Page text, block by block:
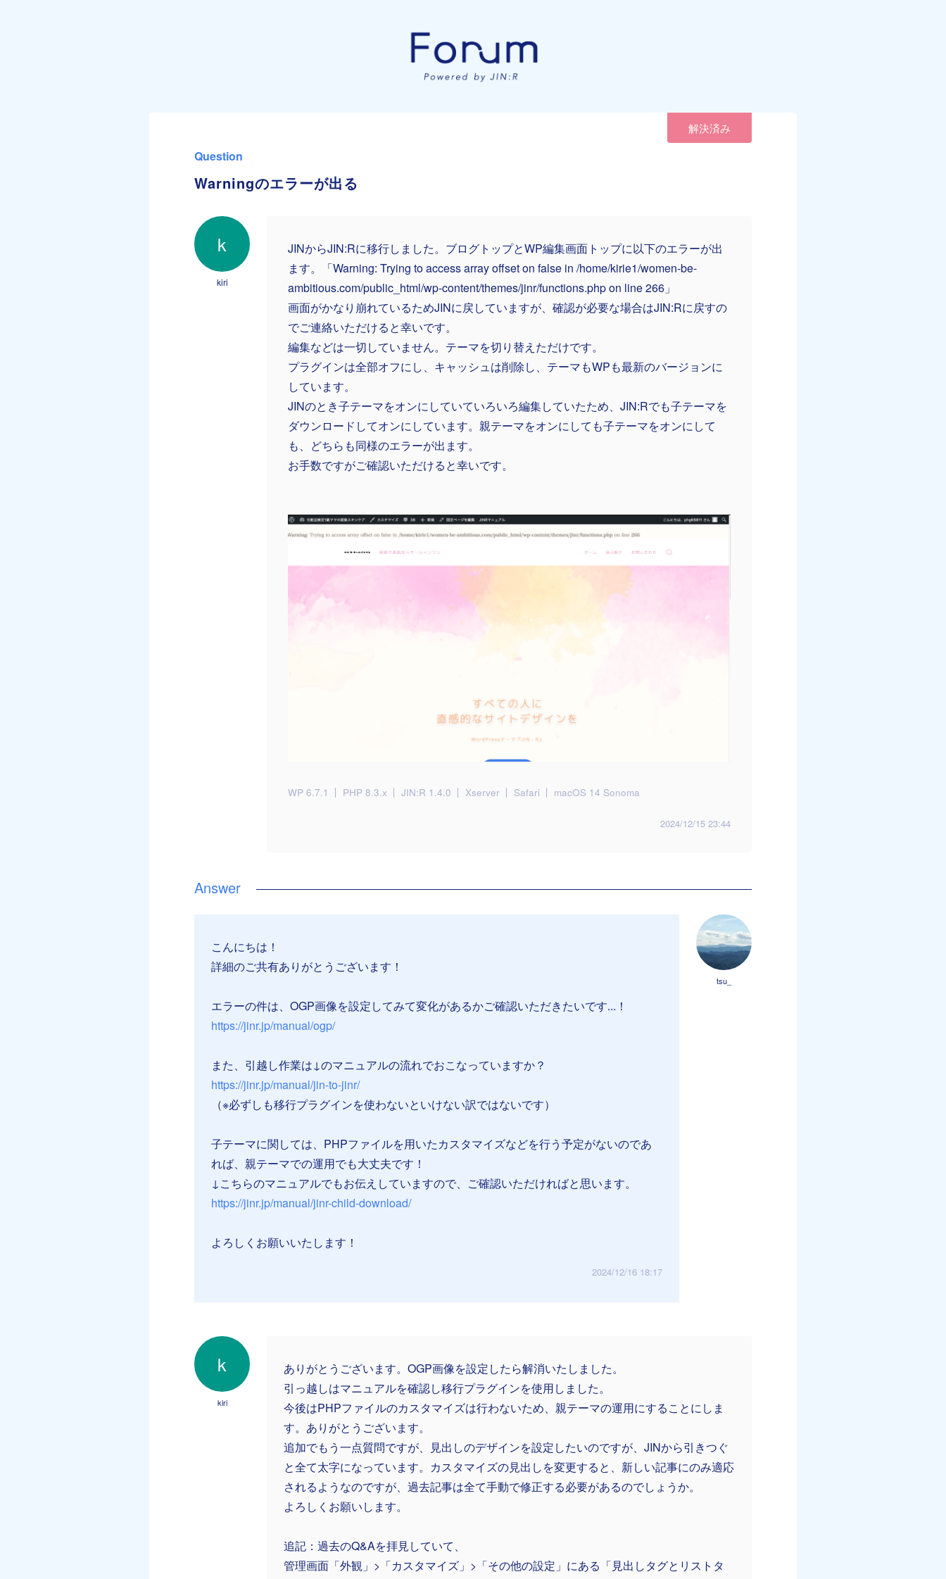
解決済み
Question
Warningのエラーが出る
k
kiri
JINからJIN:Rに移行しました。ブログトップとWP編集画面トップに以下のエラーが出
ます。「Warning: Trying to access array offset on false in /home/kirie1/women-be-
ambitious.com/public_html/wp-content/themes/jinr/functions.php on line 266」
画面がかなり崩れているためJINに戻していますが、確認が必要な場合はJIN:Rに戻すの
でご連絡いただけると幸いです。
編集などは一切していません。テーマを切り替えただけです。
プラグインは全部オフにし、キャッシュは削除し、テーマもWPも最新のバージョンに
しています。
JINのとき子テーマをオンにしていていろいろ編集していたため、JIN:Rでも子テーマを
ダウンロードしてオンにしています。親テーマをオンにしても子テーマをオンにして
も、どちらも同様のエラーが出ます。
お手数ですがご確認いただけると幸いです。
WP 6.7.1 PHP 8.3.x JIN:R 1.4.0 Xserver Safari macOS 14 Sonoma
2024/12/15 23:44
tsu_
こんにちは！
詳細のご共有ありがとうございます！
エラーの件は、OGP画像を設定してみて変化があるかご確認いただきたいです...！
https://jinr.jp/manual/ogp/
また、引越し作業は↓のマニュアルの流れでおこなっていますか？
https://jinr.jp/manual/jin-to-jinr/
（※必ずしも移行プラグインを使わないといけない訳ではないです）
子テーマに関しては、PHPファイルを用いたカスタマイズなどを行う予定がないのであ
れば、親テーマでの運用でも大丈夫です！
↓こちらのマニュアルでもお伝えしていますので、ご確認いただければと思います。
https://jinr.jp/manual/jinr-child-download/
よろしくお願いいたします！
2024/12/16 18:17
k
kiri
ありがとうございます。OGP画像を設定したら解消いたしました。
引っ越しはマニュアルを確認し移行プラグインを使用しました。
今後はPHPファイルのカスタマイズは行わないため、親テーマの運用にすることにしま
す。ありがとうございます。
追加でもう一点質問ですが、見出しのデザインを設定したいのですが、JINから引きつぐ
と全て太字になっています。カスタマイズの見出しを変更すると、新しい記事にのみ適応
されるようなのですが、過去記事は全て手動で修正する必要があるのでしょうか。
よろしくお願いします。
追記：過去のQ&Aを拝見していて、
管理画面「外観」>「カスタマイズ」>「その他の設定」にある「見出しタグとリストタ